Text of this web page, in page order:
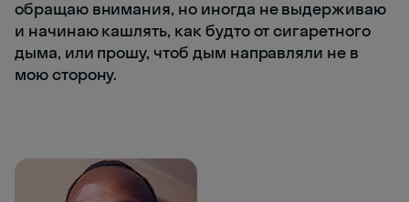
обращаю внимания, но иногда не выдерживаю
и начинаю кашлять, как будто от сигаретного
дыма, или прошу, чтоб дым направляли не в
мою сторону.